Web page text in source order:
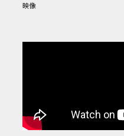
映像